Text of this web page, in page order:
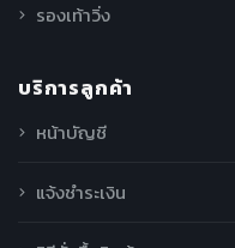
รองเท้าวิ่ง
บริการลูกค้า
หน้าบัญชี
แจ้งชำระเงิน